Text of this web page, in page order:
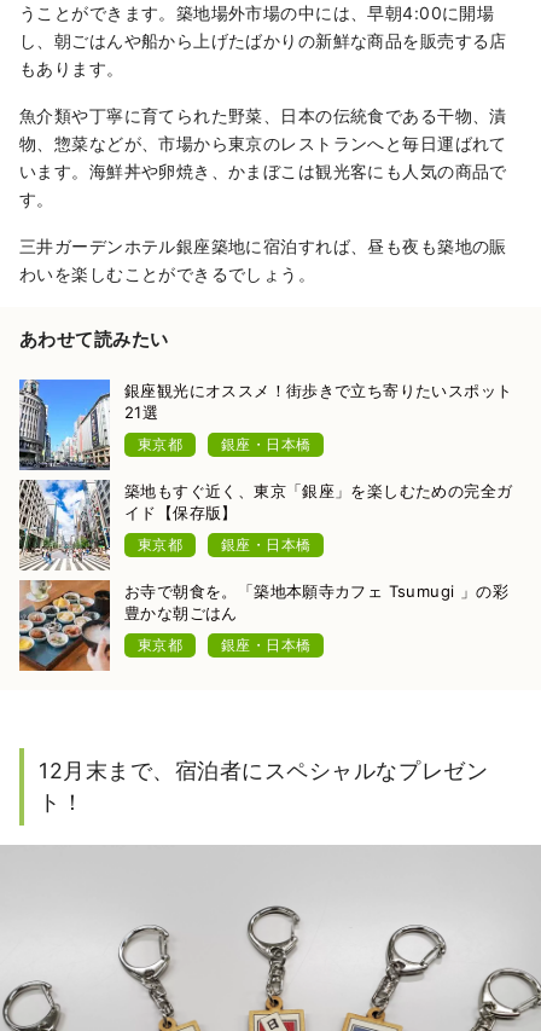
うことができます。築地場外市場の中には、早朝4:00に開場
し、朝ごはんや船から上げたばかりの新鮮な商品を販売する店
もあります。
魚介類や丁寧に育てられた野菜、日本の伝統食である干物、漬
物、惣菜などが、市場から東京のレストランへと毎日運ばれて
います。海鮮丼や卵焼き、かまぼこは観光客にも人気の商品で
す。
三井ガーデンホテル銀座築地に宿泊すれば、昼も夜も築地の賑
わいを楽しむことができるでしょう。
あわせて読みたい
銀座観光にオススメ！街歩きで立ち寄りたいスポット
21選
東京都 銀座・日本橋
築地もすぐ近く、東京「銀座」を楽しむための完全ガ
イド【保存版】
東京都 銀座・日本橋
お寺で朝食を。「築地本願寺カフェ Tsumugi 」の彩
豊かな朝ごはん
東京都 銀座・日本橋
12月末まで、宿泊者にスペシャルなプレゼン
ト！